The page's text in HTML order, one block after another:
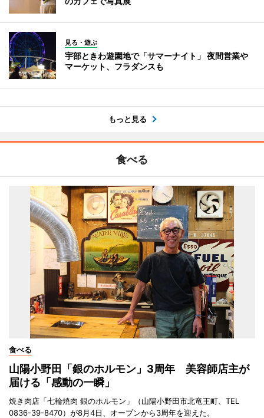
見る・遊ぶ
宇部ときわ遊園地で「サマーナイト」 夜間営業や
マーケット、フラダンスも
もっと見る
食べる
食べる
山陽小野田「銀のホルモン」3周年 美容師店主が
届ける「感動の一瞬」
焼き肉店「七輪焼肉 銀のホルモン」（山陽小野田市北竜王町、TEL
0836-39-8470）が8月4日、オープンから3周年を迎えた。